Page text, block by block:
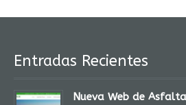
Entradas Recientes
Nueva Web de